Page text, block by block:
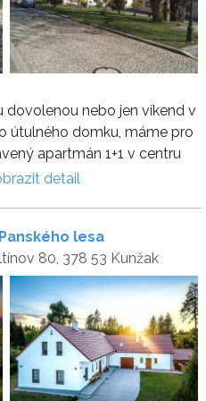
nebo jen víkend v
útulného domku, máme pro
apartmán 1+1 v centru
detail
lesa
80, 378 53 Kunžak